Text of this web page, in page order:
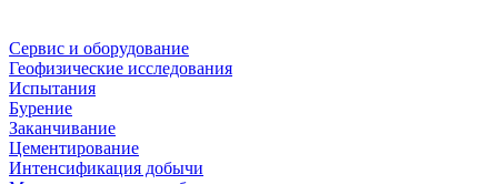
Сервис и оборудование
Геофизические исследования
Испытания
Бурение
Заканчивание
Цементирование
Интенсификация добычи